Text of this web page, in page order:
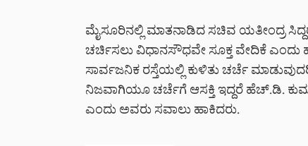
ಮೈಸೂರಿನಲ್ಲಿ ಮಾತನಾಡಿದ ಸಚಿವ ಯತೀಂದ್ರ
ಚರ್ಚಿಸಲು ವಿಧಾನಸೌಧವೇ ಸೂಕ್ತ ವೇದಿಕೆ ಎಂದು
ಸಾರ್ವಜನಿಕ ರಸ್ತೆಯಲ್ಲಿ ಕುಳಿತು ಚರ್ಚೆ
ನಿಜವಾಗಿಯೂ ಚರ್ಚೆಗೆ ಆಸಕ್ತಿ ಇದ್ದರೆ ಹೆಚ್‌.ಡಿ.
ಎಂದು ಅವರು ಸವಾಲು ಹಾಕಿದರು.